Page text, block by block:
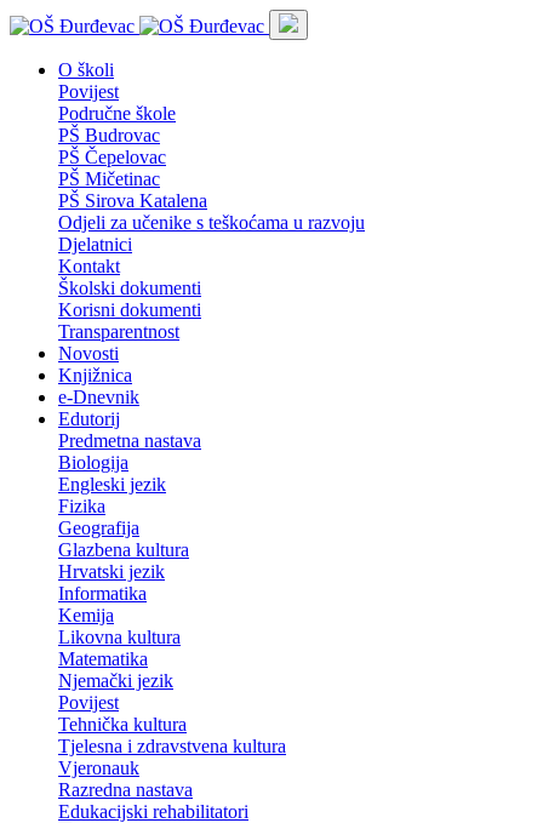
O školi
Povijest
Područne škole
PŠ Budrovac
PŠ Čepelovac
PŠ Mičetinac
PŠ Sirova Katalena
Odjeli za učenike s teškoćama u razvoju
Djelatnici
Kontakt
Školski dokumenti
Korisni dokumenti
Transparentnost
Novosti
Knjižnica
e-Dnevnik
Edutorij
Predmetna nastava
Biologija
Engleski jezik
Fizika
Geografija
Glazbena kultura
Hrvatski jezik
Informatika
Kemija
Likovna kultura
Matematika
Njemački jezik
Povijest
Tehnička kultura
Tjelesna i zdravstvena kultura
Vjeronauk
Razredna nastava
Edukacijski rehabilitatori